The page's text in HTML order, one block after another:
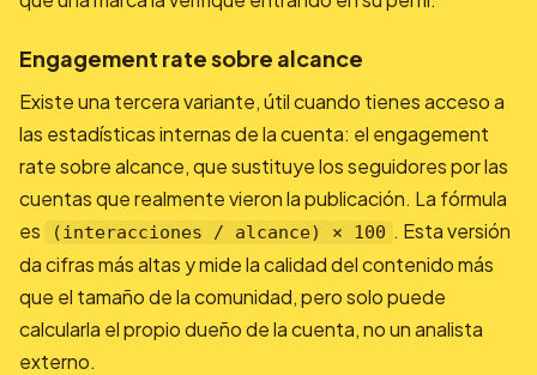
Engagement rate sobre alcance
Existe una tercera variante, útil cuando tienes acceso a
las estadísticas internas de la cuenta: el engagement
rate sobre alcance, que sustituye los seguidores por las
cuentas que realmente vieron la publicación. La fórmula
es
(interacciones / alcance) × 100 . Esta versión
da cifras más altas y mide la calidad del contenido más
que el tamaño de la comunidad, pero solo puede
calcularla el propio dueño de la cuenta, no un analista
externo.